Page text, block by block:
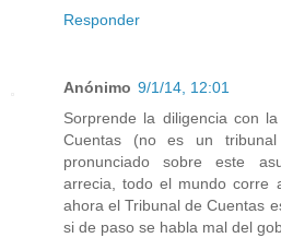
Responder
Anónimo 9/1/14, 12:01
Sorprende la diligencia con
Cuentas (no es un
pronunciado sobre este
arrecia, todo el mundo corre
ahora el Tribunal de Cuentas
si de paso se habla mal del